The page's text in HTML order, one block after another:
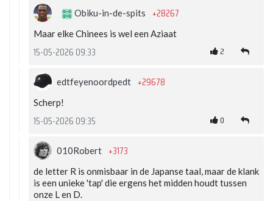
Obiku-in-de-spits +28267
Maar elke Chinees is wel een Aziaat
15-05-2026 09:33 2
edtfeyenoordpedt +29678
Scherp!
15-05-2026 09:35 0
010Robert +3173
de letter R is onmisbaar in de Japanse taal, maar de klank
is een unieke 'tap' die ergens het midden houdt tussen
onze L en D.